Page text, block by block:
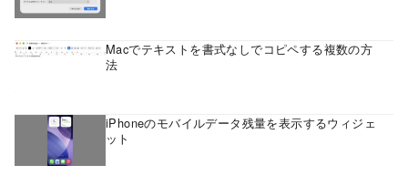
Macでテキストを書式なしでコピペする複数の方
法
iPhoneのモバイルデータ残量を表示するウィジェ
ット